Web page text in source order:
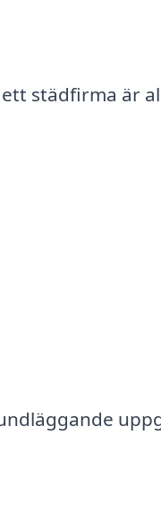
städfirma är